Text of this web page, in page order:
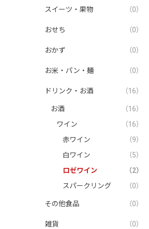
スイーツ・果物 （0）
おせち （0）
おかず （0）
お米・パン・麺 （0）
ドリンク・お酒 （16）
お酒
（16）
ワイン
（16）
赤ワイン
（9）
白ワイン
（5）
ロゼワイン
（2）
スパークリング
（0）
その他食品 （0）
雑貨 （0）